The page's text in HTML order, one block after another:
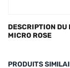
DESCRIPTION DU
MICRO ROSE
PRODUITS